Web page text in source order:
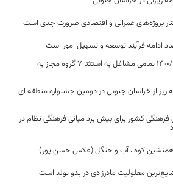
پروژه‌های عمرانی و اقتصادی ضرورت جدی است
ادامه فرآیند توسعه و تسهیل امور است
از امروز یکشنبه مورخ ۱۴۰۰/۰۵/۳۱ تمامی مشاغل به استثنا ۷ گروه مجاز به
از خراسان جنوبی در دومین جشنواره منطقه ای
کشور برای پیش برد مبانی فرهنگی نظام در
همنشین کوه ، آب و جنگل (عکس حسن پور)
معلولیت مادرزادی در بدو تولد است